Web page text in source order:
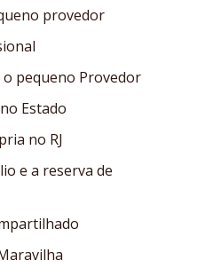
provedor
o pequeno Provedor
Estado
no RJ
e a reserva de